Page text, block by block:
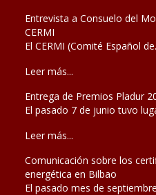
Entrevista a Consuelo del
CERMI
El CERMI (Comité Español
Leer más...
Entrega de Premios Pladur
El pasado 7 de junio tuvo
Leer más...
Comunicación sobre los
energética en Bilbao
El pasado mes de